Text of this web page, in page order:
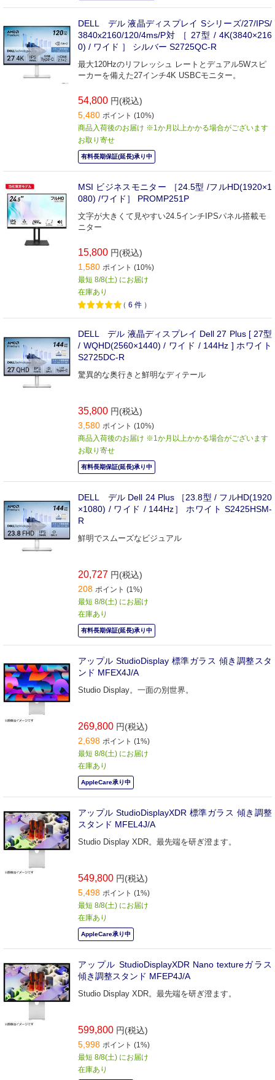
DELL デル 液晶ディスプレイ Sシリーズ/27/IPS/
3840x2160/120/4ms/P対 ［ 27型 / 4K(3840×216
0) / ワイド ］ シルバー S2725QC-R
最大120Hzのリフレッシュ レートとデュアル5Wスピ
ーカーを備えた27インチ4K USBCモニター。
54,800 円(税込)
5,480 ポイント (10%)
商品入荷後のお届け ※1か月以上かかる場合がございます
お取り寄せ
有料長期保証(延長)承り中
MSI ビジネスモニター ［24.5型 /フルHD(1920×1
080) /ワイド］ PROMP251P
文字が大きくて見やすい24.5インチIPSパネル搭載モ
ニター
15,800 円(税込)
1,580 ポイント (10%)
最短 8/8(土) にお届け
在庫あり
（ 6 件 ）
DELL デル 液晶ディスプレイ Dell 27 Plus [ 27型
/ WQHD(2560×1440) / ワイド / 144Hz ] ホワイト
S2725DC-R
驚異的な奥行きと鮮明なディテール
35,800 円(税込)
3,580 ポイント (10%)
商品入荷後のお届け ※1か月以上かかる場合がございます
お取り寄せ
有料長期保証(延長)承り中
DELL デル Dell 24 Plus ［23.8型 / フルHD(1920
×1080) / ワイド / 144Hz］ ホワイト S2425HSM-
R
鮮明でスムーズなビジュアル
20,727 円(税込)
208 ポイント (1%)
最短 8/8(土) にお届け
在庫あり
有料長期保証(延長)承り中
アップル StudioDisplay 標準ガラス 傾き調整スタ
ンド MFEX4J/A
Studio Display。一面の別世界。
269,800 円(税込)
2,698 ポイント (1%)
最短 8/8(土) にお届け
在庫あり
AppleCare承り中
アップル StudioDisplayXDR 標準ガラス 傾き調整
スタンド MFEL4J/A
Studio Display XDR。最先端を研ぎ澄ます。
549,800 円(税込)
5,498 ポイント (1%)
最短 8/8(土) にお届け
在庫あり
AppleCare承り中
アップル StudioDisplayXDR Nano textureガラス
傾き調整スタンド MFEP4J/A
Studio Display XDR。最先端を研ぎ澄ます。
599,800 円(税込)
5,998 ポイント (1%)
最短 8/8(土) にお届け
在庫あり